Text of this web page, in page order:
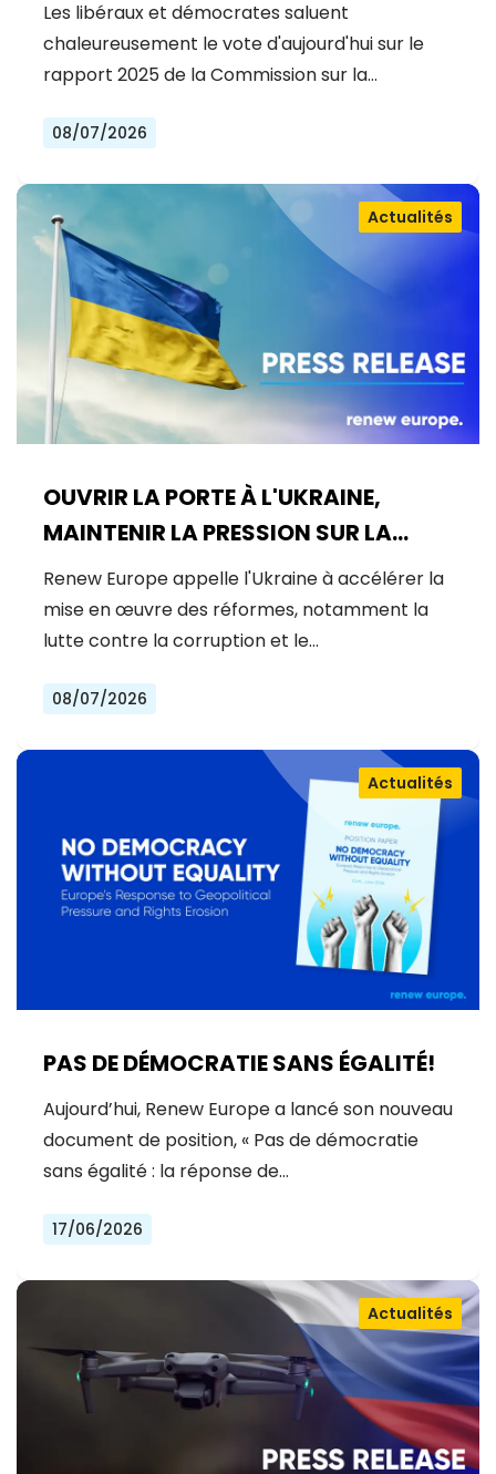
L'ADHÉSION À L'UE
Les libéraux et démocrates saluent
chaleureusement le vote d'aujourd'hui sur le
rapport 2025 de la Commission sur la…
08/07/2026
OUVRIR LA PORTE À L'UKRAINE,
MAINTENIR LA PRESSION SUR LA
RUSSIE
Actualités
Renew Europe appelle l'Ukraine à accélérer la
mise en œuvre des réformes, notamment la
lutte contre la corruption et le…
08/07/2026
PAS DE DÉMOCRATIE SANS ÉGALITÉ!
Actualités
Aujourd’hui, Renew Europe a lancé son nouveau
document de position, « Pas de démocratie
sans égalité : la réponse de…
17/06/2026
Actualités